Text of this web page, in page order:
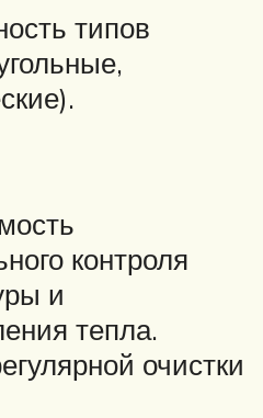
типов
контроля
и
тепла.
очистки